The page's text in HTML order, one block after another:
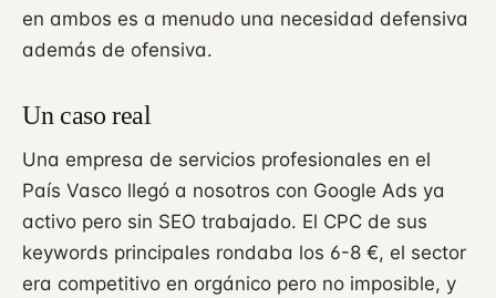
en ambos es a menudo una necesidad defensiva
además de ofensiva.
Un caso real
Una empresa de servicios profesionales en el
País Vasco llegó a nosotros con Google Ads ya
activo pero sin SEO trabajado. El CPC de sus
keywords principales rondaba los 6-8 €, el sector
era competitivo en orgánico pero no imposible, y